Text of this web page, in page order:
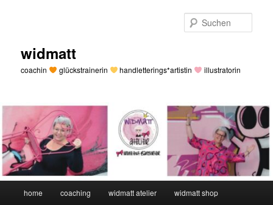
widmatt
coachin glückstrainerin handletterings*artistin illustratorin
home coaching widmatt atelier widmatt shop